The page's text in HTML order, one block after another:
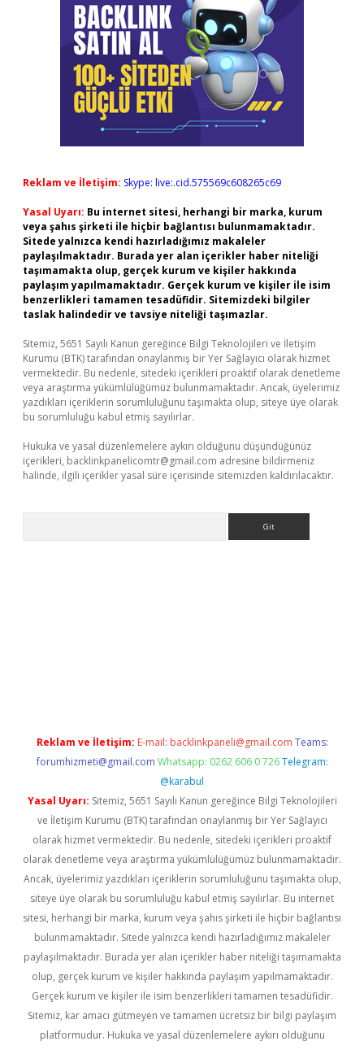
Reklam ve İletişim: Skype: live:.cid.575569c608265c69
Yasal Uyarı: Bu internet sitesi, herhangi bir marka, kurum
veya şahıs şirketi ile hiçbir bağlantısı bulunmamaktadır.
Sitede yalnızca kendi hazırladığımız makaleler
paylaşılmaktadır. Burada yer alan içerikler haber niteliği
taşımamakta olup, gerçek kurum ve kişiler hakkında
paylaşım yapılmamaktadır. Gerçek kurum ve kişiler ile isim
benzerlikleri tamamen tesadüfidir. Sitemizdeki bilgiler
taslak halindedir ve tavsiye niteliği taşımazlar.
Sitemiz, 5651 Sayılı Kanun gereğince Bilgi Teknolojileri ve İletişim
Kurumu (BTK) tarafından onaylanmış bir Yer Sağlayıcı olarak hizmet
vermektedir. Bu nedenle, sitedeki içerikleri proaktif olarak denetleme
veya araştırma yükümlülüğümüz bulunmamaktadır. Ancak, üyelerimiz
yazdıkları içeriklerin sorumluluğunu taşımakta olup, siteye üye olarak
bu sorumluluğu kabul etmiş sayılırlar.
Hukuka ve yasal düzenlemelere aykırı olduğunu düşündüğünüz
içerikleri, backlinkpanelicomtr@gmail.com adresine bildirmeniz
halinde, ilgili içerikler yasal süre içerisinde sitemizden kaldırılacaktır.
Reklam ve İletişim: E-mail: backlinkpaneli@gmail.com Teams:
forumhizmeti@gmail.com Whatsapp: 0262 606 0 726 Telegram:
@karabul
Yasal Uyarı: Sitemiz, 5651 Sayılı Kanun gereğince Bilgi Teknolojileri
ve İletişim Kurumu (BTK) tarafından onaylanmış bir Yer Sağlayıcı
olarak hizmet vermektedir. Bu nedenle, sitedeki içerikleri proaktif
olarak denetleme veya araştırma yükümlülüğümüz bulunmamaktadır.
Ancak, üyelerimiz yazdıkları içeriklerin sorumluluğunu taşımakta olup,
siteye üye olarak bu sorumluluğu kabul etmiş sayılırlar. Bu internet
sitesi, herhangi bir marka, kurum veya şahıs şirketi ile hiçbir bağlantısı
bulunmamaktadır. Sitede yalnızca kendi hazırladığımız makaleler
paylaşılmaktadır. Burada yer alan içerikler haber niteliği taşımamakta
olup, gerçek kurum ve kişiler hakkında paylaşım yapılmamaktadır.
Gerçek kurum ve kişiler ile isim benzerlikleri tamamen tesadüfidir.
Sitemiz, kar amacı gütmeyen ve tamamen ücretsiz bir bilgi paylaşım
platformudur. Hukuka ve yasal düzenlemelere aykırı olduğunu